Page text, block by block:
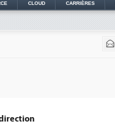
CLOUD CARRIÈRES